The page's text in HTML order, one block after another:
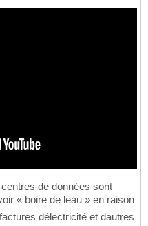
de données sont
« boire de leau » en raison
délectricité et dautres